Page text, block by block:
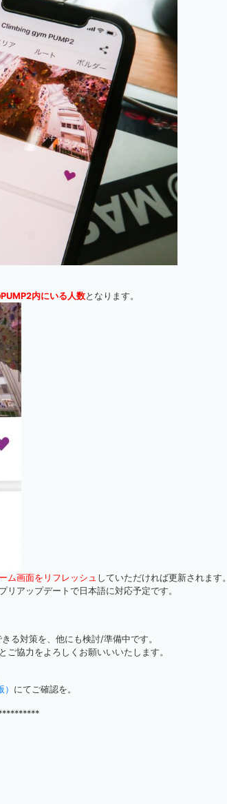
内にいる人数となります。
ム画面をリフレッシュ していただければ更新されます。
アップデートで日本語に対応予定です。
る対策を、他にも検討/準備中です。
協力をよろしくお願いいいたします。
にてご確認を。